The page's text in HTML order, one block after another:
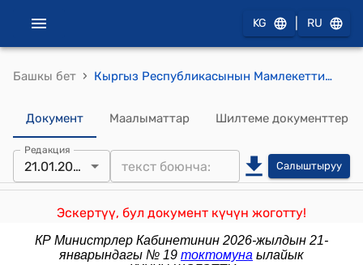
KG RU
Башкы бет › Кыргыз Республикасынын Мамлекеттик баалуу металлдар жана асыл таштар фонду жөнүндө жобо (Кыргыз Республикасынын Өкмөтүнүн2003-жылдын 11-декабрындагы N 771 токтому мененбекитилген)
Документ Маалыматтар Шилтеме документтер
Редакция
21.01.2026 Салыштыруу
Эскертүү, бул документ күчүн жоготту!